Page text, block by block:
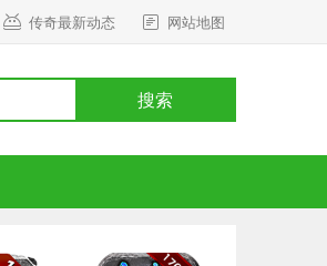
传奇最新动态 网站地图
搜索